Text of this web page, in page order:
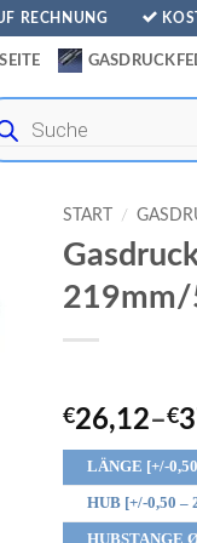
RECHNUNG
START /
€26,12–€
LÄNGE [+/-
HUB [+/-0,50 –
HUBSTANGE